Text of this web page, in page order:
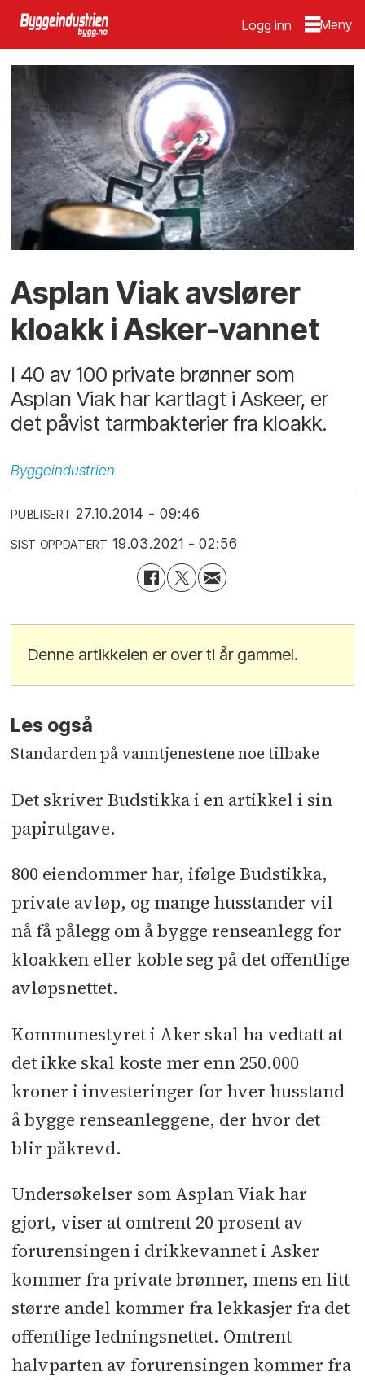
Logg inn
Asplan Viak avslører
kloakk i Asker-vannet
I 40 av 100 private brønner som
Asplan Viak har kartlagt i Askeer, er
det påvist tarmbakterier fra kloakk.
Byggeindustrien
PUBLISERT 27.10.2014 - 09:46
SIST OPPDATERT 19.03.2021 - 02:56
Denne artikkelen er over ti år gammel.
Les også
Standarden på vanntjenestene noe tilbake
Det skriver Budstikka i en artikkel i sin
papirutgave.
800 eiendommer har, ifølge Budstikka,
private avløp, og mange husstander vil
nå få pålegg om å bygge renseanlegg for
kloakken eller koble seg på det offentlige
avløpsnettet.
Kommunestyret i Aker skal ha vedtatt at
det ikke skal koste mer enn 250.000
kroner i investeringer for hver husstand
å bygge renseanleggene, der hvor det
blir påkrevd.
Undersøkelser som Asplan Viak har
gjort, viser at omtrent 20 prosent av
forurensingen i drikkevannet i Asker
kommer fra private brønner, mens en litt
større andel kommer fra lekkasjer fra det
offentlige ledningsnettet. Omtrent
halvparten av forurensingen kommer fra